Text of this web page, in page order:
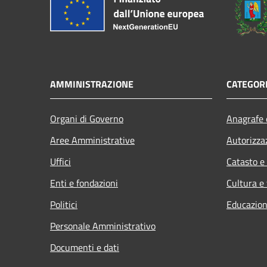
AMMINISTRAZIONE
Organi di Governo
Aree Amministrative
Uffici
Enti e fondazioni
Politici
Personale Amministrativo
Documenti e dati
Catasto
Cultura